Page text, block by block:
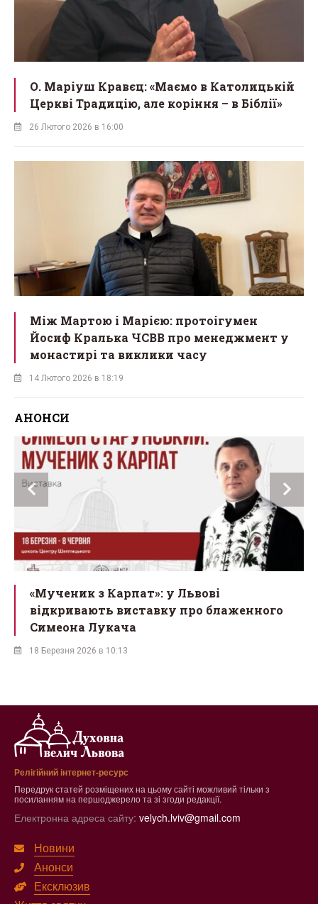
О. Маріуш Кравєц: «Маємо в Католицькій
Церкві Традицію, але коріння – в Біблії»
26 Лютого 2026 в 16:00
Між Мартою і Марією: протоігумен
Йосиф Кралька ЧСВВ про менеджмент у
монастирі та виклики часу
14 Лютого 2026 в 18:19
АНОНСИ
«Мученик з Карпат»: у Львові
відкривають виставку про блаженного
Симеона Лукача
18 Березня 2026 в 10:13
Релігійний інтернет-ресурс
Передрук статей розміщених на цьому сайті можливий тільки з
посиланням на першоджерело та зі згоди редакції.
Електронна адреса сайту: velych.lviv@gmail.com
Новини
Анонси
Ексклюзив